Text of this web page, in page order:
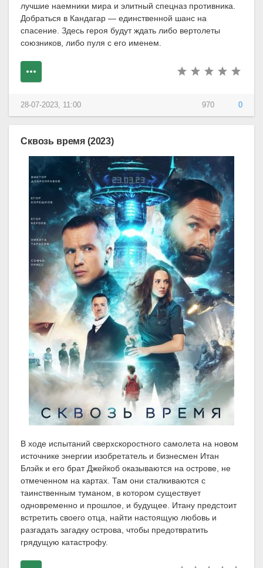
лучшие наемники мира и элитный спецназ противника.
Добраться в Кандагар — единственной шанс на
спасение. Здесь героя будут ждать либо вертолеты
союзников, либо пуля с его именем.
970 0
28-07-2023, 11:00
Сквозь время (2023)
В ходе испытаний сверхскоростного самолета на новом
источнике энергии изобретатель и бизнесмен Итан
Блэйк и его брат Джейкоб оказываются на острове, не
отмеченном на картах. Там они сталкиваются с
таинственным туманом, в котором существует
одновременно и прошлое, и будущее. Итану предстоит
встретить своего отца, найти настоящую любовь и
разгадать загадку острова, чтобы предотвратить
грядущую катастрофу.